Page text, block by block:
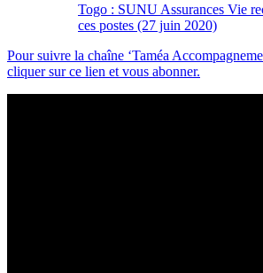
Togo : SUNU Assurances Vie
ces postes (27 juin 2020)
Pour suivre la chaîne ‘Taméa
cliquer sur ce lien et vous abonner.